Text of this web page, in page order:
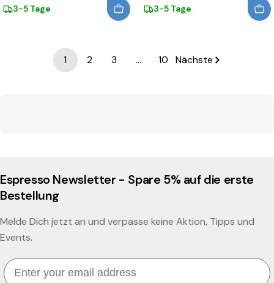
3-5 Tage 3-5 Tage
1 2 3 … 10 Nächste
Espresso Newsletter - Spare 5% auf die erste
Bestellung
Melde Dich jetzt an und verpasse keine Aktion, Tipps und
Events.
Email